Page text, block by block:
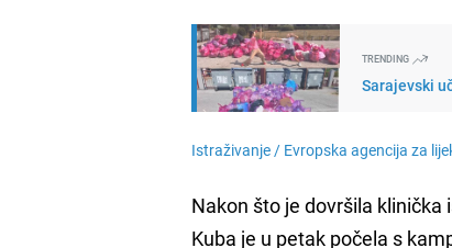
TRENDING
Sarajevski
Istraživanje / Evropska agencija za
Nakon što je dovršila
Kuba je u petak počela s